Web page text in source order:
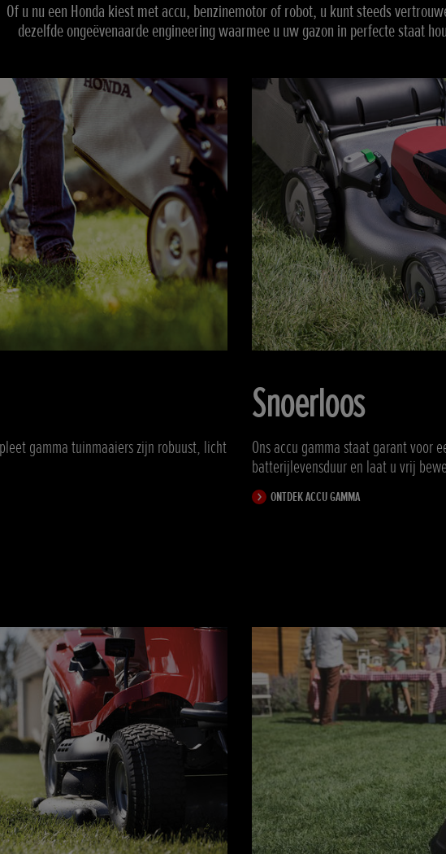
Of u nu een Honda kiest met accu, benzinemotor of robot, u kunt steeds
dezelfde ongeëvenaarde engineering waarmee u uw gazon in perfecte staat
gamma tuinmaaiers zijn robuust, licht
Snoerloos
Ons accu gamma staat garant voor
batterijlevensduur en laat u vrij
ONTDEK ACCU GAMMA